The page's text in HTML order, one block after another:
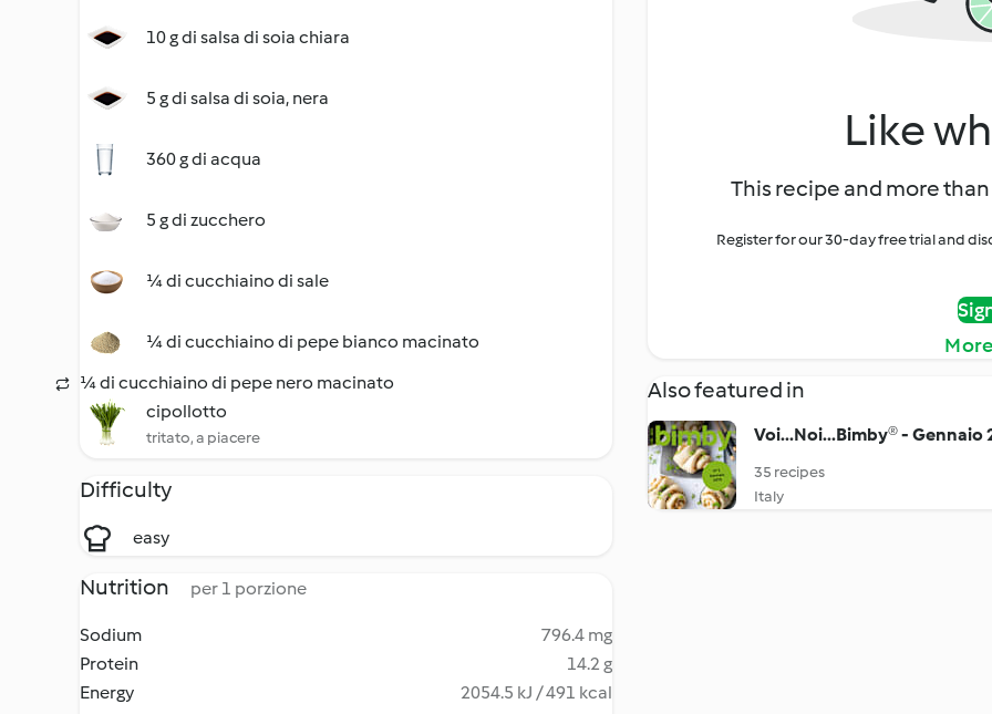
10 g di salsa di soia chiara
5 g di salsa di soia, nera
360 g di acqua
5 g di zucchero
¼ di cucchiaino di sale
¼ di cucchiaino di pepe bianco macinato
¼ di cucchiaino di pepe nero macinato
cipollotto
tritato, a piacere
Difficulty
easy
Nutrition per 1 porzione
Sodium
796.4 mg
Protein
14.2 g
Energy
2054.5 kJ / 491 kcal
Like
This recipe and more
Register for our 30-day free trial and
Also featured in
Voi...Noi...Bimby® - Gennaio
35 recipes
Italy